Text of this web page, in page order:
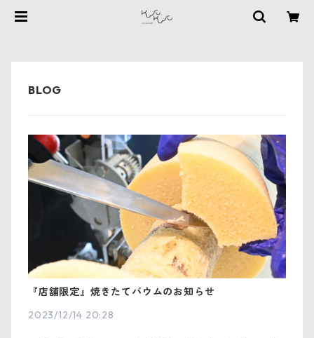
『店舗限定』焼きたてバウムのお知らせ
2023/12/14 20:28